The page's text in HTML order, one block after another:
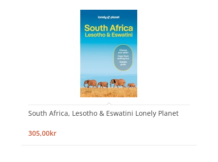
South Africa, Lesotho & Eswatini Lonely Planet
305,00kr